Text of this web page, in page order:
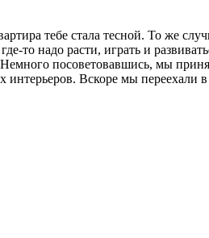
тебе стала тесной. То же
то надо расти, играть и
Немного посоветовавшись, мы
интерьеров. Вскоре мы